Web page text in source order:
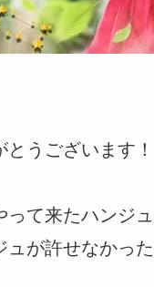
うございます！
って来たハンジ
ュが許せなかっ